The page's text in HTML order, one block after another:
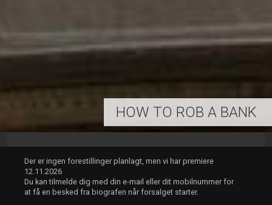
HOW TO ROB A BANK
Der er ingen forestillinger planlagt, men vi har premiere
12.11.2026
Du kan tilmelde dig med din e-mail eller dit mobilnummer for
at få en besked fra biografen når forsalget starter.